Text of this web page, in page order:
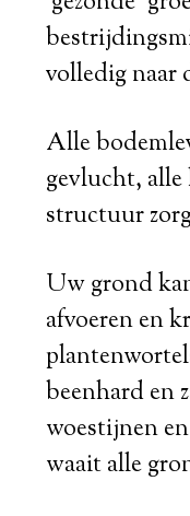
volledig naar
Alle
gevlucht,
structuur
Uw grond
afvoeren en
beenhard en
woestijnen
waait alle